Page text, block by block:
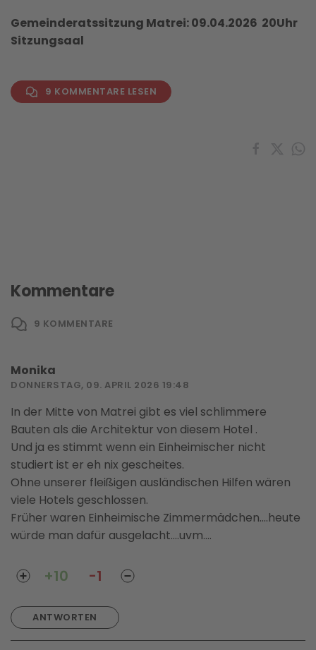
Gemeinderatssitzung Matrei: 09.04.2026 20Uhr
Sitzungsaal
9 KOMMENTARE LESEN
Kommentare
9 KOMMENTARE
Monika
DONNERSTAG, 09. APRIL 2026 19:48
In der Mitte von Matrei gibt es viel schlimmere
Bauten als die Architektur von diesem Hotel .
Und ja es stimmt wenn ein Einheimischer nicht
studiert ist er eh nix gescheites.
Ohne unserer fleißigen ausländischen Hilfen wären
viele Hotels geschlossen.
Früher waren Einheimische Zimmermädchen....heute
würde man dafür ausgelacht....uvm....
ANTWORTEN
+10 -1